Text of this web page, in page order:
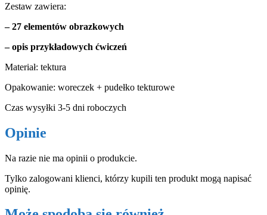
Zestaw zawiera:
– 27 elementów obrazkowych
– opis przykładowych ćwiczeń
Materiał: tektura
Opakowanie: woreczek + pudełko tekturowe
Czas wysyłki 3-5 dni roboczych
Opinie
Na razie nie ma opinii o produkcie.
Tylko zalogowani klienci, którzy kupili ten produkt mogą napisać
opinię.